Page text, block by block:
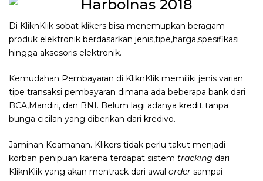
Di KliknKlik sobat klikers bisa menemupkan beragam
produk elektronik berdasarkan jenis,tipe,harga,spesifikasi
hingga aksesoris elektronik.
Kemudahan Pembayaran di KliknKlik memiliki jenis varian
tipe transaksi pembayaran dimana ada beberapa bank dari
BCA,Mandiri, dan BNI. Belum lagi adanya kredit tanpa
bunga cicilan yang diberikan dari kredivo.
Jaminan Keamanan. Klikers tidak perlu takut menjadi
korban penipuan karena terdapat sistem tracking dari
KliknKlik yang akan mentrack dari awal order sampai